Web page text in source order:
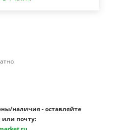
наличия - оставляйте
почту: